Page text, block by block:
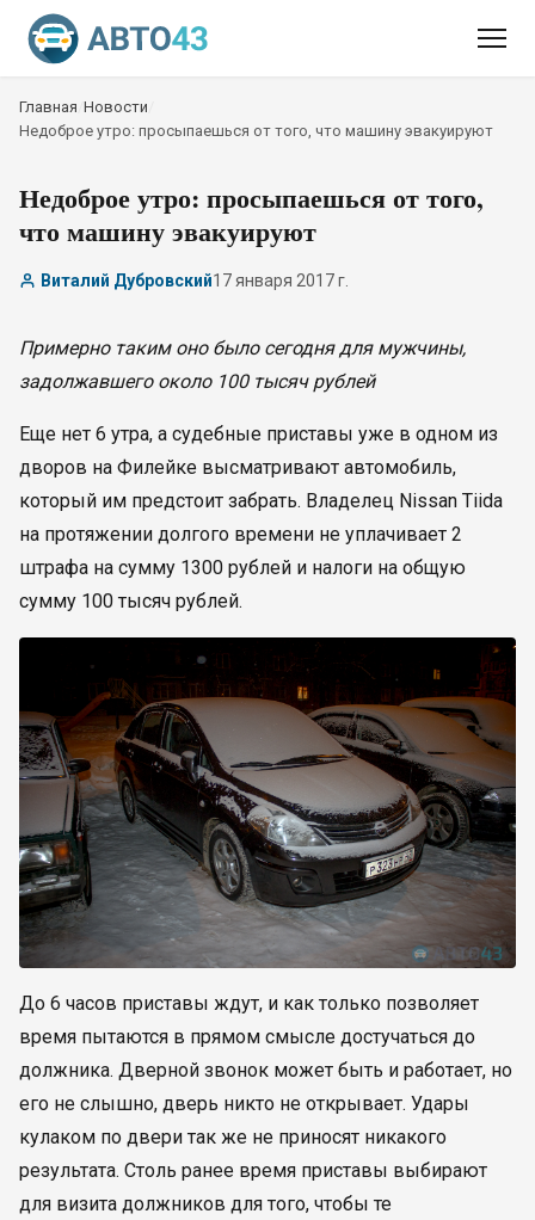
Главная Новости
Недоброе утро: просыпаешься от того, что машину эвакуируют
Недоброе утро: просыпаешься от того,
что машину эвакуируют
Виталий Дубровский17 января 2017 г.
Примерно таким оно было сегодня для мужчины,
задолжавшего около 100 тысяч рублей
Еще нет 6 утра, а судебные приставы уже в одном из
дворов на Филейке высматривают автомобиль,
который им предстоит забрать. Владелец Nissan Tiida
на протяжении долгого времени не уплачивает 2
штрафа на сумму 1300 рублей и налоги на общую
сумму 100 тысяч рублей.
До 6 часов приставы ждут, и как только позволяет
время пытаются в прямом смысле достучаться до
должника. Дверной звонок может быть и работает, но
его не слышно, дверь никто не открывает. Удары
кулаком по двери так же не приносят никакого
результата. Столь ранее время приставы выбирают
для визита должников для того, чтобы те